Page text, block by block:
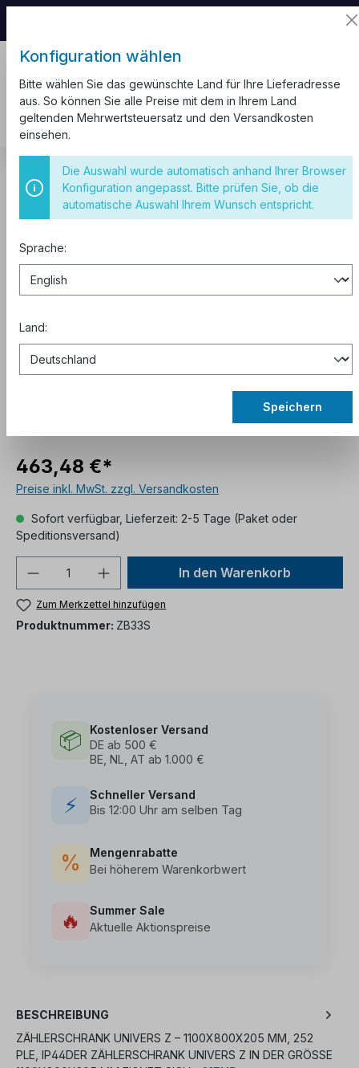
Schaltschränke Zähleranlagen
HAGER ZB33S Zählerschrank
463,48 €*
Preise inkl. MwSt. zzgl. Versandkosten
Sofort verfügbar, Lieferzeit: 2-5 Tage (Paket oder
Speditionsversand)
In den Warenkorb
Zum Merkzettel hinzufügen
Produktnummer: ZB33S
📦
Kostenloser Versand
DE ab 500 €
BE, NL, AT ab 1.000 €
⚡
Schneller Versand
Bis 12:00 Uhr am selben Tag
%
Mengenrabatte
Bei höherem Warenkorbwert
🔥
Summer Sale
Aktuelle Aktionspreise
BESCHREIBUNG
ZÄHLERSCHRANK UNIVERS Z – 1100X800X205 MM, 252
PLE, IP44DER ZÄHLERSCHRANK UNIVERS Z IN DER GRÖSSE 1
Konfiguration wählen
Bitte wählen Sie das gewünschte Land für Ihre Lieferadresse
aus. So können Sie alle Preise mit dem in Ihrem Land
geltenden Mehrwertsteuersatz und den Versandkosten
einsehen.
Die Auswahl wurde automatisch anhand Ihrer Browser
Konfiguration angepasst. Bitte prüfen Sie, ob die
automatische Auswahl Ihrem Wunsch entspricht.
Sprache:
Land:
Speichern